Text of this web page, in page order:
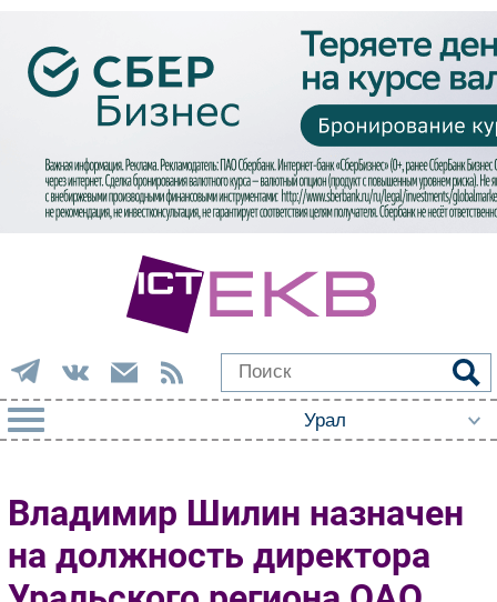
Импорто­замещение
Автоматизация Промышленности
Интернет
Владимир Шилин назначен
на должность директора